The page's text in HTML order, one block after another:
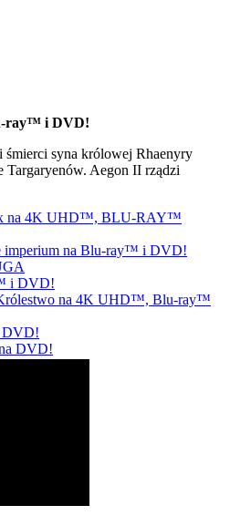
ray™ i DVD!
syna królowej Rhaenyry
Targaryenów. Aegon II rządzi
na 4K UHD™, BLU-RAY™
imperium na Blu-ray™ i DVD!
i DVD!
na 4K UHD™, Blu-ray™
DVD!
DVD!